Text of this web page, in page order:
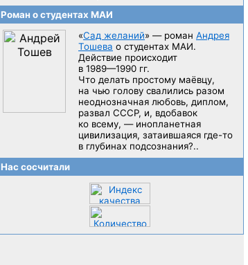
Роман о студентах МАИ
«Сад желаний» — роман Андрея
Тошева о студентах МАИ.
Действие происходит
в 1989—1990 гг.
Что делать простому маёвцу,
на чью голову свалились разом
неоднозначная любовь, диплом,
развал CCCP, и, вдобавок
ко всему, — инопланетная
цивилизация, затаившаяся где-то
в глубинах подсознания?..
Нас сосчитали